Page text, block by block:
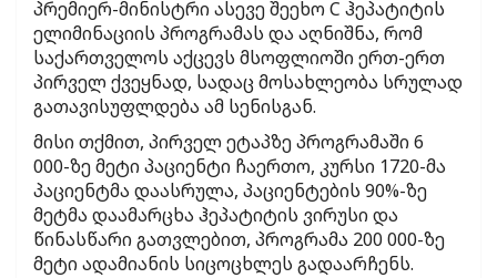
პრემიერ-მინისტრი ასევე შეეხო C ჰეპატიტის
ელიმინაციის პროგრამას და აღნიშნა, რომ
საქართველოს აქცევს მსოფლიოში ერთ-ერთ
პირველ ქვეყნად, სადაც მოსახლეობა სრულად
გათავისუფლდება ამ სენისგან.
მისი თქმით, პირველ ეტაპზე პროგრამაში 6
000-ზე მეტი პაციენტი ჩაერთო, კურსი 1720-მა
პაციენტმა დაასრულა, პაციენტების 90%-ზე
მეტმა დაამარცხა ჰეპატიტის ვირუსი და
წინასწარი გათვლებით, პროგრამა 200 000-ზე
მეტი ადამიანის სიცოცხლეს გადაარჩენს.